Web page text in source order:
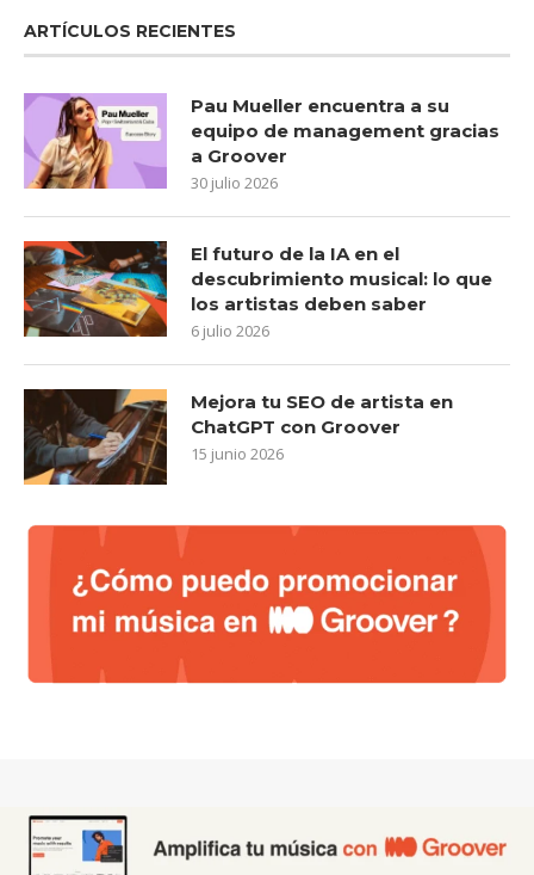
ARTÍCULOS RECIENTES
Pau Mueller encuentra a su
equipo de management gracias
a Groover
30 julio 2026
El futuro de la IA en el
descubrimiento musical: lo que
los artistas deben saber
6 julio 2026
Mejora tu SEO de artista en
ChatGPT con Groover
15 junio 2026